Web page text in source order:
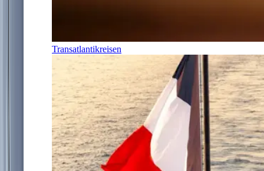
Transatlantikreisen